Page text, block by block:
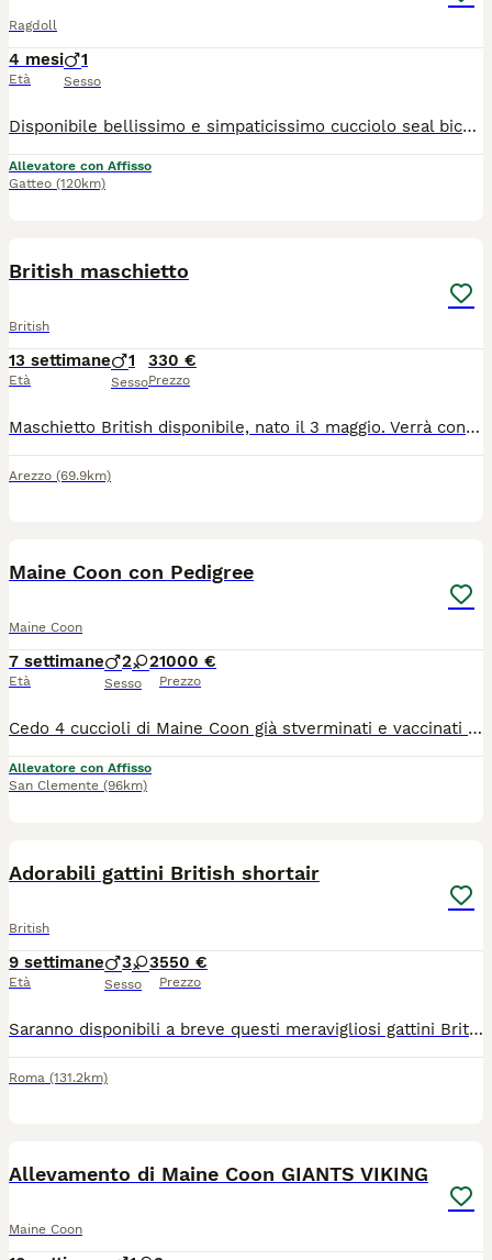
Ragdoll
4 mesi
Età
1
Sesso
Disponibile bellissimo e simpaticissimo cucciolo seal bicolor con Pedigree. Genitori testati per le malattie genetiche tutte negative. Viene consegnato con Pedigree, libretto con 2 vaccinazioni, starter kit.
Allevatore con Affisso
Gatteo (120km)
British maschietto
British
13 settimane
Età
1
Sesso
330 €
Prezzo
Maschietto British disponibile, nato il 3 maggio. Verrà consegnato con primo vaccino e trattamento antiparassitario. Mamma British con pedigree, papà British senza pedigree. Prezzo trattabile
Arezzo (69.9km)
Maine Coon con Pedigree
Maine Coon
7 settimane
Età
2 2
Sesso
1000 €
Prezzo
Cedo 4 cuccioli di Maine Coon già stverminati e vaccinati ,test genetici dei genitori documentati e visibili verranno ceduti dopo il terzo mese di età con pedigree da compagnia oppure no ma a prezzo differente ,il nostro è un allevamento con regolare affisso tutti I nostri Maine Coon vivono in casa con noi per ulteriori informazioni contattare Silvia al numero WhatsApp 3408029993.
Allevatore con Affisso
San Clemente (96km)
Adorabili gattini British shortair
British
9 settimane
Età
3 3
Sesso
550 €
Prezzo
Saranno disponibili a breve questi meravigliosi gattini British shortair figli di genitori visibili in mio possesso. Questa razza di gatto sono molto docili ,di affezionano ai loro proprietari,diventano membri della famiglia,non graffiano e non sono aggressivo .
Roma (131.2km)
Allevamento di Maine Coon GIANTS VIKING
Maine Coon